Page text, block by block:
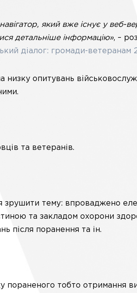
який вже існує у веб-
детальніше інформацію», –
діалог: громади-ветеранам
низку опитувань
та ветеранів.
зрушити тему: впроваджено
та закладом охорони
після поранення та ін.
пораненого тобто отримання